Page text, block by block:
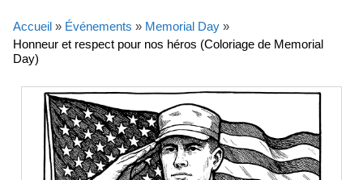
Accueil » Événements » Memorial Day »
Honneur et respect pour nos héros (Coloriage de Memorial
Day)